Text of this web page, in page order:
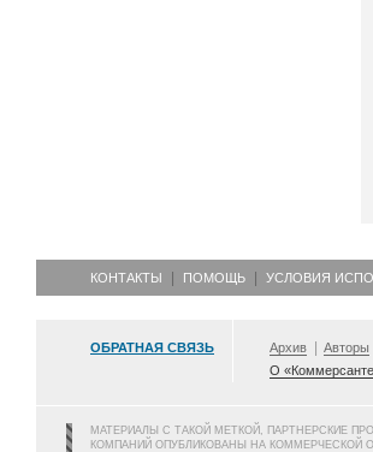
КОНТАКТЫ ПОМОЩЬ УСЛОВИЯ
ОБРАТНАЯ СВЯЗЬ Архив Авторы
О
МАТЕРИАЛЫ С ТАКОЙ МЕТКОЙ, ПАРТНЕРСКИЕ
КОМПАНИЙ ОПУБЛИКОВАНЫ НА КОММЕРЧЕСКОЙ